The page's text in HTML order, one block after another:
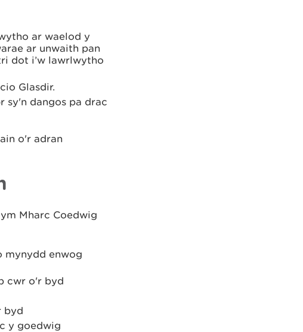
ar waelod y
ar unwaith pan
dot i’w lawrlwytho
Glasdir.
sy'n dangos pa drac
o'r adran
Mharc Coedwig
mynydd enwog
cwr o'r byd
byd
y goedwig